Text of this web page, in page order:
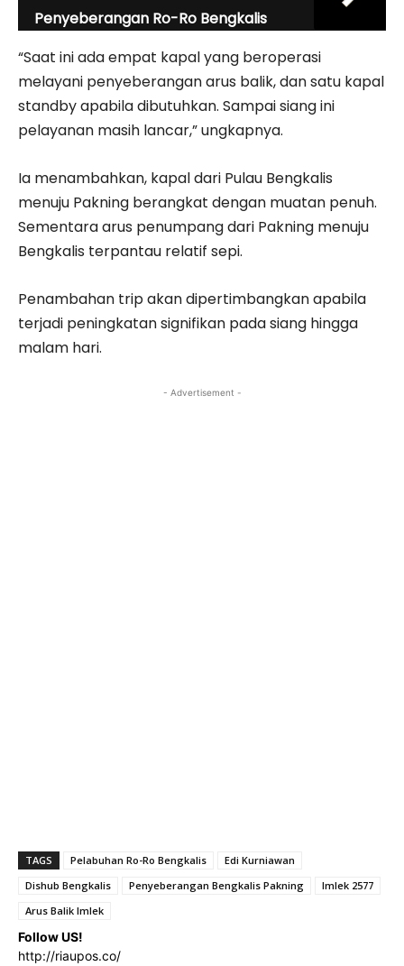
Penyeberangan Ro-Ro Bengkalis
“Saat ini ada empat kapal yang beroperasi
melayani penyeberangan arus balik, dan satu kapal
standby apabila dibutuhkan. Sampai siang ini
pelayanan masih lancar,” ungkapnya.
Ia menambahkan, kapal dari Pulau Bengkalis
menuju Pakning berangkat dengan muatan penuh.
Sementara arus penumpang dari Pakning menuju
Bengkalis terpantau relatif sepi.
Penambahan trip akan dipertimbangkan apabila
terjadi peningkatan signifikan pada siang hingga
malam hari.
- Advertisement -
TAGS Pelabuhan Ro-Ro Bengkalis
Edi Kurniawan
Dishub Bengkalis
Penyeberangan Bengkalis Pakning
Imlek 2577
Arus Balik Imlek
Follow US!
http://riaupos.co/